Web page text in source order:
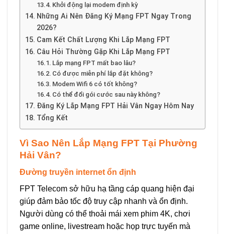
Khởi động lại modem định kỳ
Những Ai Nên Đăng Ký Mạng FPT Ngay Trong
2026?
Cam Kết Chất Lượng Khi Lắp Mạng FPT
Câu Hỏi Thường Gặp Khi Lắp Mạng FPT
Lắp mạng FPT mất bao lâu?
Có được miễn phí lắp đặt không?
Modem Wifi 6 có tốt không?
Có thể đổi gói cước sau này không?
Đăng Ký Lắp Mạng FPT Hải Vân Ngay Hôm Nay
Tổng Kết
Vì Sao Nên Lắp Mạng FPT Tại Phường
Hải Vân?
Đường truyền internet ổn định
FPT Telecom sở hữu hạ tầng cáp quang hiện đại
giúp đảm bảo tốc độ truy cập nhanh và ổn định.
Người dùng có thể thoải mái xem phim 4K, chơi
game online, livestream hoặc họp trực tuyến mà